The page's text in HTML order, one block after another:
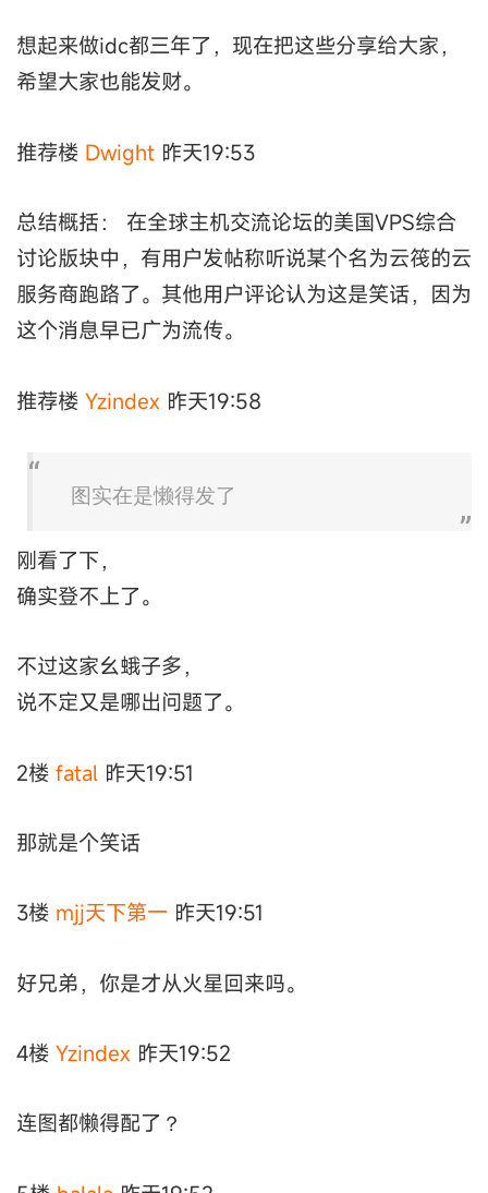
想起来做idc都三年了，现在把这些分享给大家，
希望大家也能发财。
推荐楼 Dwight 昨天19:53
总结概括： 在全球主机交流论坛的美国VPS综合
讨论版块中，有用户发帖称听说某个名为云筏的云
服务商跑路了。其他用户评论认为这是笑话，因为
这个消息早已广为流传。
推荐楼 Yzindex 昨天19:58
图实在是懒得发了
刚看了下，
确实登不上了。
不过这家幺蛾子多，
说不定又是哪出问题了。
2楼 fatal 昨天19:51
那就是个笑话
3楼 mjj天下第一 昨天19:51
好兄弟，你是才从火星回来吗。
4楼 Yzindex 昨天19:52
连图都懒得配了？